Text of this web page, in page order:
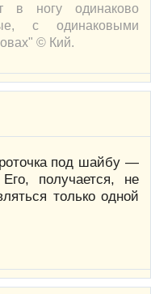
в ногу одинаково
с одинаковыми
© Кий.
под шайбу —
получается, не
только одной